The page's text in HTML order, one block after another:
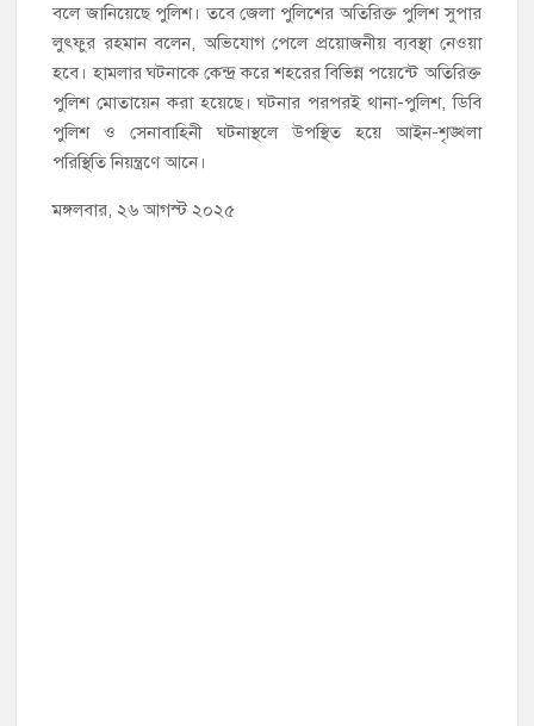
বলে জানিয়েছে পুলিশ। তবে জেলা পুলিশের অতিরিক্ত পুলিশ সুপার
লুৎফুর রহমান বলেন, অভিযোগ পেলে প্রয়োজনীয় ব্যবস্থা নেওয়া
হবে। হামলার ঘটনাকে কেন্দ্র করে শহরের বিভিন্ন পয়েন্টে অতিরিক্ত
পুলিশ মোতায়েন করা হয়েছে। ঘটনার পরপরই থানা-পুলিশ, ডিবি
পুলিশ ও সেনাবাহিনী ঘটনাস্থলে উপস্থিত হয়ে আইন-শৃঙ্খলা
পরিস্থিতি নিয়ন্ত্রণে আনে।
মঙ্গলবার, ২৬ আগস্ট ২০২৫